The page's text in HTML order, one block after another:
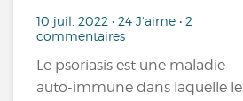
10 juil. 2022 • 24 J'aime • 2
commentaires
Le psoriasis est une maladie
auto-immune dans laquelle le…